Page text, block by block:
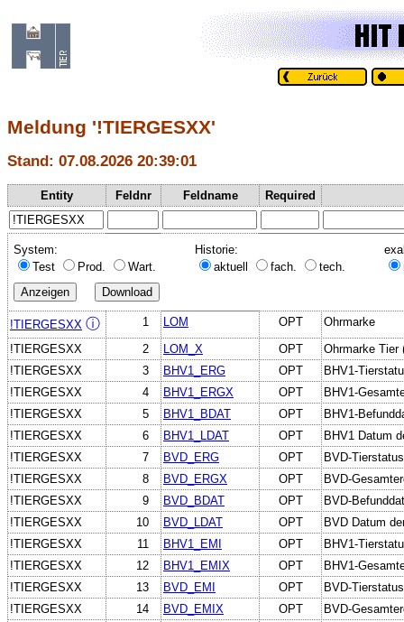
Meldung '!TIERGESXX'
Stand: 07.08.2026 20:39:01
Entity Feldnr Feldname Required
System:
Test
Prod. Wart.
Historie:
aktuell
fach. tech.
!TIERGESXX ⓘ 1 LOM OPT
Ohrmarke
!TIERGESXX
2 LOM_X OPT
Ohrmarke Tier
!TIERGESXX
3 BHV1_ERG OPT
BHV1-
!TIERGESXX
4 BHV1_ERGX OPT
BHV1-
!TIERGESXX
5 BHV1_BDAT OPT
BHV1-
!TIERGESXX
6 BHV1_LDAT OPT
BHV1 Datum
!TIERGESXX
7 BVD_ERG OPT
BVD-
!TIERGESXX
8 BVD_ERGX OPT
BVD-
!TIERGESXX
9 BVD_BDAT OPT
BVD-
!TIERGESXX
10 BVD_LDAT OPT
BVD Datum
!TIERGESXX
11 BHV1_EMI OPT
BHV1-
!TIERGESXX
12 BHV1_EMIX OPT
BHV1-
!TIERGESXX
13 BVD_EMI OPT
BVD-
!TIERGESXX
14 BVD_EMIX OPT
BVD-